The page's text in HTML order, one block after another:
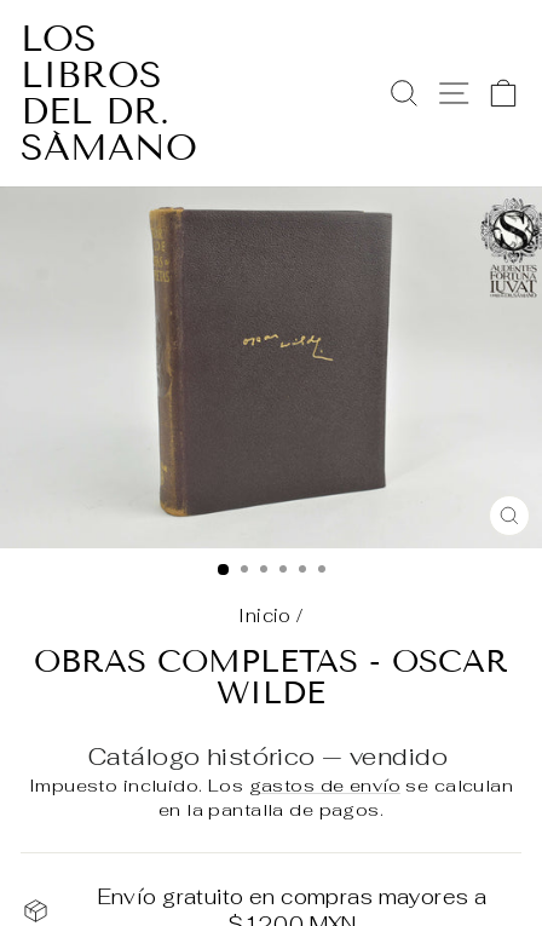
directamente
contenido
LOS
LIBROS
DEL DR.
SÁMANO
BUSCAR
Inicio /
OBRAS COMPLETAS - OSCAR
WILDE
Catálogo histórico — vendido
Impuesto incluido. Los gastos de envío se calculan
en la pantalla de pagos.
Envío gratuito en compras mayores a